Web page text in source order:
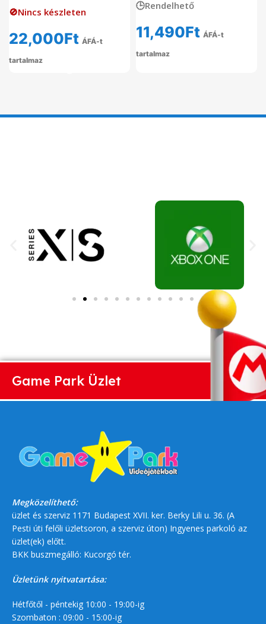
🚫Nincs készleten
22,000Ft ÁFÁ-t
tartalmaz
🕒Rendelhető
11,490Ft ÁFÁ-t
tartalmaz
Game Park Üzlet
Megközelíthető:
üzlet és szerviz 1171 Budapest XVII. ker. Berky Lili u. 36. (A
Pesti úti felőli üzletsoron, a szerviz úton) Ingyenes parkoló az
üzlet(ek) előtt.
BKK buszmegálló: Kucorgó tér.
Üzletünk nyitvatartása:
Hétfőtől - péntekig 10:00 - 19:00-ig
Szombaton : 09:00 - 15:00-ig